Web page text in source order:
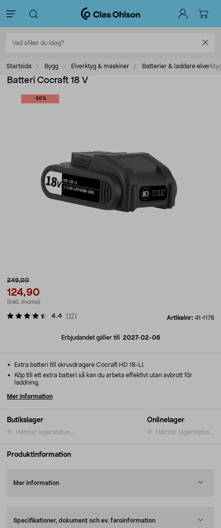
Startsida Bygg Elverktyg & maskiner Batterier & laddare
Batteri Cocraft 18 V
-50%
249,00
124,90
(inkl. moms)
Artikelnr: 41-1176
4.4 (17)
Erbjudandet gäller till 2027-02-06
Butikslager
Hämtar lagerstatus...
Onlinelager
Hämtar lagerstatus...
Extra batteri till skruvdragare Cocraft HD 18-LI.
Köp till ett extra batteri så kan du arbeta effektivt utan avbrott för
laddning.
Mer information
Produktinformation
Mer information
Specifikationer, dokument och ev. faroinformation